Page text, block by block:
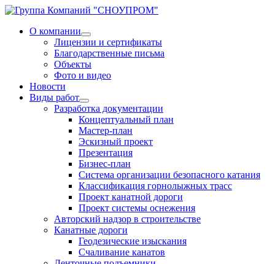
О компании
Лицензии и сертификаты
Благодарственные письма
Объекты
Фото и видео
Новости
Виды работ
Разработка документации
Концептуальный план
Мастер-план
Эскизный проект
Презентация
Бизнес-план
Система организации безопасного катания
Классификация горнолыжных трасс
Проект канатной дороги
Проект системы оснежения
Авторский надзор в строительстве
Канатные дороги
Геодезические изыскания
Счаливание канатов